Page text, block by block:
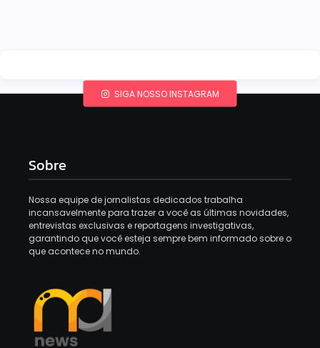
SIGA NOSSO INSTAGRAM
Sobre
Nossa equipe de jornalistas dedicados trabalha
incansavelmente para trazer a você as últimas novidades,
entrevistas exclusivas e reportagens investigativas,
garantindo que você esteja sempre bem informado sobre o
que acontece no mundo.